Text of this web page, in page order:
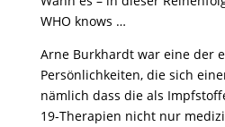
WHO knows …
Arne Burkhardt war eine der
Persönlichkeiten, die sich
nämlich dass die als
19-Therapien nicht nur